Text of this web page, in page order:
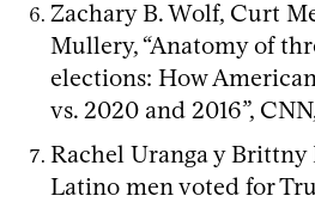
Zachary B. Wolf, Curt
Mullery, “Anatomy of
elections: How
vs. 2020 and 2016”,
Rachel Uranga y Brittny
Latino men voted for